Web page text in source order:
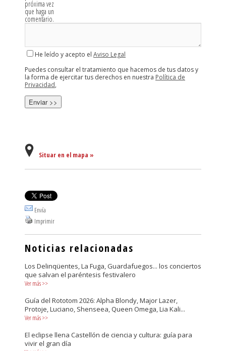
próxima vez
que haga un
comentario.
He leído y acepto el Aviso Legal
Puedes consultar el tratamiento que hacemos de tus datos y
la forma de ejercitar tus derechos en nuestra Política de
Privacidad,
Situar en el mapa »
Envía
Imprimir
Noticias relacionadas
Los Delinqüentes, La Fuga, Guardafuegos... los conciertos
que salvan el paréntesis festivalero
Ver más>>
Guía del Rototom 2026: Alpha Blondy, Major Lazer,
Protoje, Luciano, Shenseea, Queen Omega, Lia Kali...
Ver más>>
El eclipse llena Castellón de ciencia y cultura: guía para
vivir el gran día